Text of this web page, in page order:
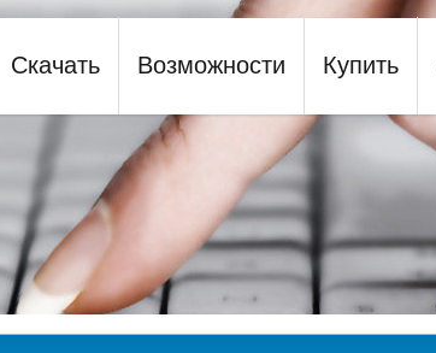
Скачать Возможности Купить